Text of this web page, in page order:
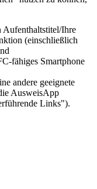
Aufenthaltstitel/Ihre
(einschließlich
fähiges Smartphone
andere geeignete
AusweisApp
Links").